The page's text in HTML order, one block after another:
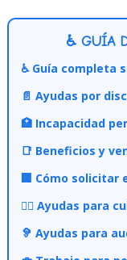
♿ GUÍA
♿ Guía completa
📄 Ayudas por
🏥 Incapacidad
📑 Beneficios y
🏢 Cómo solicitar
👩‍⚕️ Ayudas para
🦻 Ayudas para